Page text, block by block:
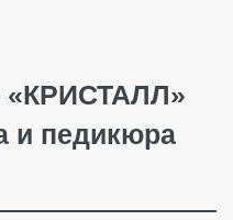
«КРИСТАЛЛ»
и педикюра